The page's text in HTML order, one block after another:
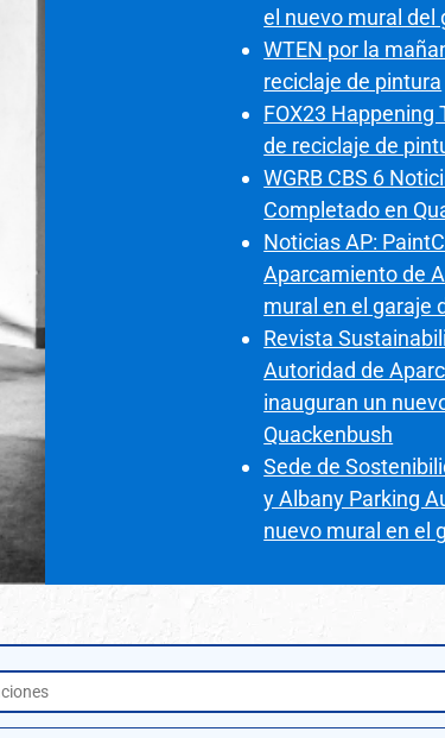
el nuevo mural del
WTEN por la
reciclaje de pintura
FOX23 Happening
de reciclaje de
WGRB CBS 6
Completado en
Noticias AP:
Aparcamiento de
mural en el garaje
Revista
Autoridad de
inauguran un
Quackenbush
Sede de
y Albany Parking
nuevo mural en el